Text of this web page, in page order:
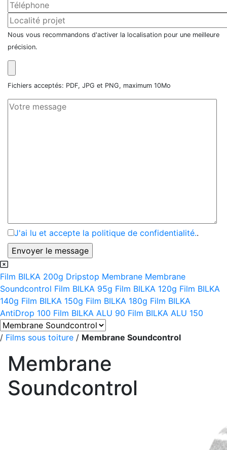
Nous vous recommandons d'activer la localisation pour une meilleure
précision.
Fichiers acceptés: PDF, JPG et PNG, maximum 10Mo
J'ai lu et accepte la politique de confidentialité..
Film BILKA 200g Dripstop Membrane Membrane
Soundcontrol Film BILKA 95g Film BILKA 120g Film BILKA
140g Film BILKA 150g Film BILKA 180g Film BILKA
AntiDrop 100 Film BILKA ALU 90 Film BILKA ALU 150
/ Films sous toiture / Membrane Soundcontrol
Membrane
Soundcontrol